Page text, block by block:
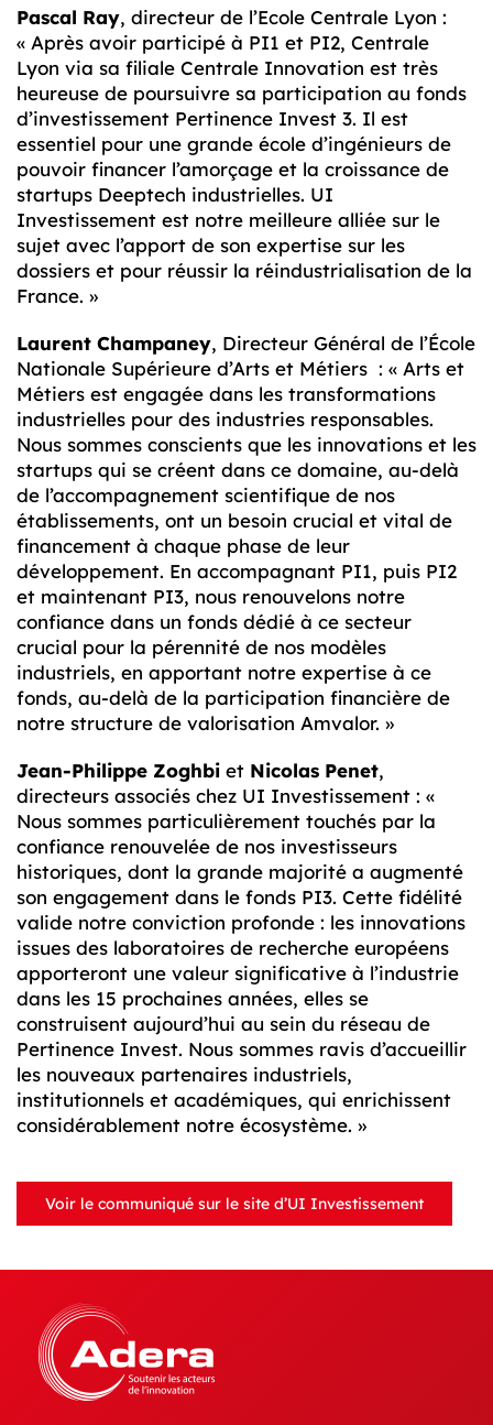
Pascal Ray, directeur de l’Ecole Centrale Lyon :
« Après avoir participé à PI1 et PI2, Centrale
Lyon via sa filiale Centrale Innovation est très
heureuse de poursuivre sa participation au fonds
d’investissement Pertinence Invest 3. Il est
essentiel pour une grande école d’ingénieurs de
pouvoir financer l’amorçage et la croissance de
startups Deeptech industrielles. UI
Investissement est notre meilleure alliée sur le
sujet avec l’apport de son expertise sur les
dossiers et pour réussir la réindustrialisation de la
France. »
Laurent Champaney, Directeur Général de l’École
Nationale Supérieure d’Arts et Métiers : « Arts et
Métiers est engagée dans les transformations
industrielles pour des industries responsables.
Nous sommes conscients que les innovations et les
startups qui se créent dans ce domaine, au-delà
de l’accompagnement scientifique de nos
établissements, ont un besoin crucial et vital de
financement à chaque phase de leur
développement. En accompagnant PI1, puis PI2
et maintenant PI3, nous renouvelons notre
confiance dans un fonds dédié à ce secteur
crucial pour la pérennité de nos modèles
industriels, en apportant notre expertise à ce
fonds, au-delà de la participation financière de
notre structure de valorisation Amvalor. »
Jean-Philippe Zoghbi et Nicolas Penet,
directeurs associés chez UI Investissement : «
Nous sommes particulièrement touchés par la
confiance renouvelée de nos investisseurs
historiques, dont la grande majorité a augmenté
son engagement dans le fonds PI3. Cette fidélité
valide notre conviction profonde : les innovations
issues des laboratoires de recherche européens
apporteront une valeur significative à l’industrie
dans les 15 prochaines années, elles se
construisent aujourd’hui au sein du réseau de
Pertinence Invest. Nous sommes ravis d’accueillir
les nouveaux partenaires industriels,
institutionnels et académiques, qui enrichissent
considérablement notre écosystème. »
Voir le communiqué sur le site d’UI Investissement